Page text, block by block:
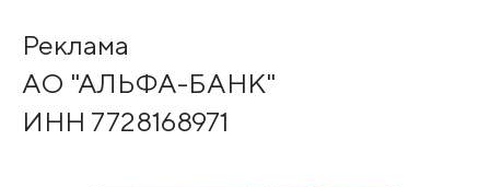
Реклама
АО "АЛЬФА-БАНК"
ИНН 7728168971